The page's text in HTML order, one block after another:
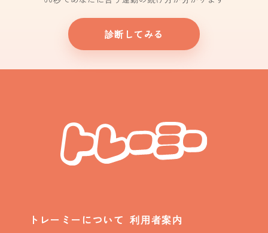
診断してみる
トレーミーについて 利用者案内